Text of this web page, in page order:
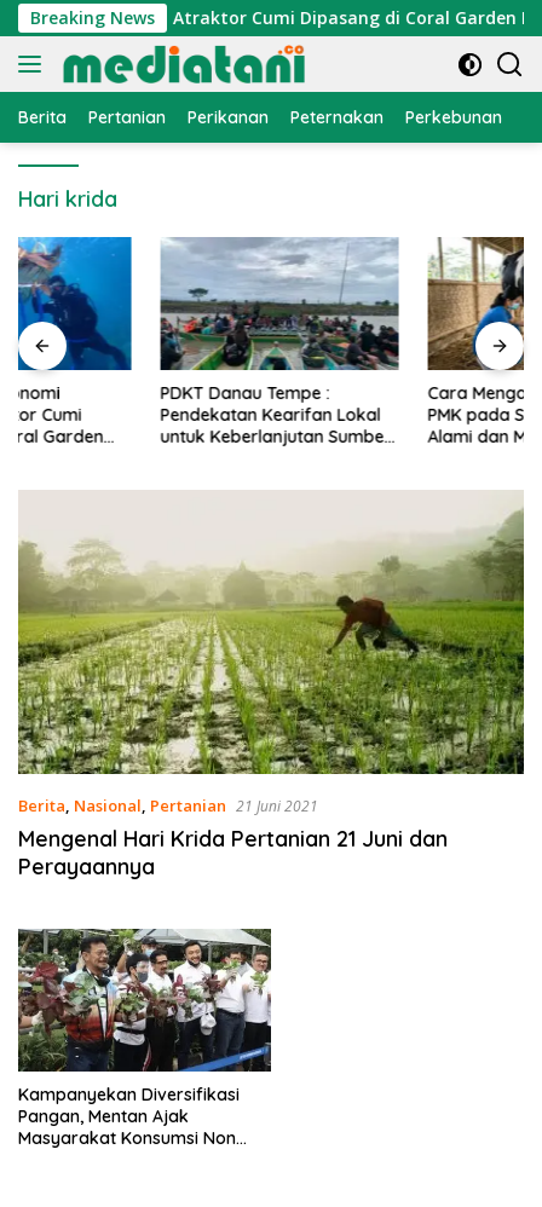
Langsung
ke
konten
Breaking News
Nelayan, Atraktor Cumi Dipasang di Coral Garden
Berita Pertanian Perikanan Peternakan Perkebunan
Hari krida
PDKT Danau Tempe :
Pendekatan Kearifan Lokal
untuk Keberlanjutan Sumber
Cara Mengatasi Penyakit
PMK pada Sapi Perah Secara
Alami dan Medis
Berita, Nasional, Pertanian 21 Juni 2021
Mengenal Hari Krida Pertanian 21 Juni dan
Perayaannya
Kampanyekan Diversifikasi
Pangan, Mentan Ajak
Masyarakat Konsumsi Non